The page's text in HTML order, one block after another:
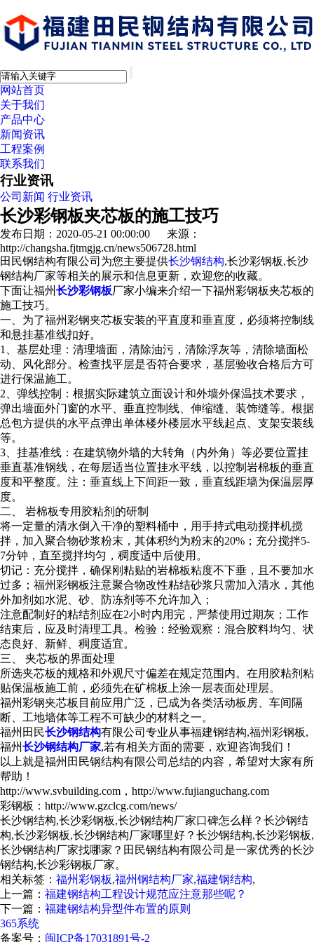
网站首页
关于我们
产品中心
新闻资讯
工程案例
联系我们
行业资讯
公司新闻 行业资讯
长沙彩钢板夹芯板的施工技巧
发布日期：2020-05-21 00:00:00 来源：
http://changsha.fjtmgjg.cn/news506728.html
田民钢结构有限公司为您主要提供长沙钢结构,长沙彩钢板,长沙
钢结构厂家等相关的展示和信息更新，欢迎您的收藏。
下面让福州长沙彩钢板厂家小编来介绍一下福州彩钢板夹芯板的
施工技巧。
一、为了福州彩钢夹芯板安装的平直度和垂直度，必须将控制线
和悬挂基准线扣好。
1、基层处理：清理墙面，清除油污，清除浮灰等，清除墙面松
动、风化部分。检查找平层是否符合要求，基层验收合格后方可
进行保温施工。
2、弹线控制：根据实际建筑立面设计和外墙外保温技术要求，
弹出墙面外门窗的水平、垂直控制线、伸缩缝、装饰缝等。根据
总包方提供的水平点弹出单体楼外楼层水平线起点、支架安装线
等。
3、挂基准线：在建筑物外墙的大转角（内外角）等必要位置挂
垂直基准钢线，在每层适当位置挂水平线，以控制岩棉板的垂直
度和平整度。注：垂直线上下间距一致，垂直线距墙为保温层厚
度。
二、 岩棉板专用胶粘剂的研制
将一定量的清水倒入干净的塑料桶中，用手持式电动搅拌机搅
拌，加入聚合物砂浆粉末，其体积约为粉末的20%；充分搅拌5-
7分钟，直至搅拌均匀，稠度适中后使用。
切记：充分搅拌，确保刚粘贴的岩棉板粘度不下垂，且不要加水
过多；福州彩钢板注意聚合物改性粘结砂浆只需加入清水，其他
外加剂如水泥、砂、防冻剂等不允许加入；
注意配制好的粘结剂应在2小时内用完，严禁使用过期灰；工作
结束后，应及时清理工具。检验：经验观察：混合胶料均匀、状
态良好、新鲜、稠度适宜。
三、 夹芯板的界面处理
所选夹芯板的规格和外观尺寸偏差在规定范围内。在用胶粘剂粘
贴保温板施工前，必须先在矿棉板上涂一层表面处理层。
福州彩钢夹芯板目前应用广泛，已成为各类活动板房、车间隔
断、工地墙体等工程不可缺少的材料之一。
福州田民长沙钢结构有限公司专业从事福建钢结构,福州彩钢板,
福州长沙钢结构厂家,若有相关方面的需要，欢迎咨询我们！
以上就是福州田民钢结构有限公司总结的内容，希望对大家有所
帮助！
http://www.svbuilding.com，http://www.fujianguchang.com
彩钢板：http://www.gzclcg.com/news/
长沙钢结构,长沙彩钢板,长沙钢结构厂家口碑怎么样？长沙钢结
构,长沙彩钢板,长沙钢结构厂家哪里好？长沙钢结构,长沙彩钢板,
长沙钢结构厂家找哪家？田民钢结构有限公司是一家优秀的长沙
钢结构,长沙彩钢板厂家。
相关标签： 福州彩钢板,福州钢结构厂家,福建钢结构,
上一篇： 福建钢结构工程设计规范应注意那些呢？
下一篇： 福建钢结构异型件布置的原则
365系统
备案号： 闽ICP备17031891号-2